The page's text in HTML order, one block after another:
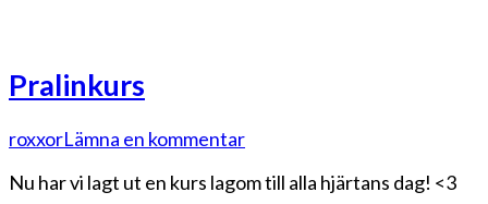
Pralinkurs
roxxorLämna en kommentarpå
Nu har vi lagt ut en kurs lagom till alla hjärtans dag! <3